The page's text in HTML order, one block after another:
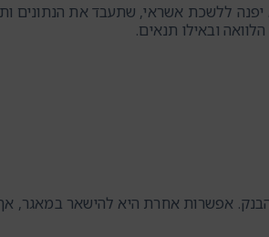
ללשכת אשראי, שתעבד את הנתונים
ובאילו תנאים.
אפשרות אחרת היא להישאר במאגר,